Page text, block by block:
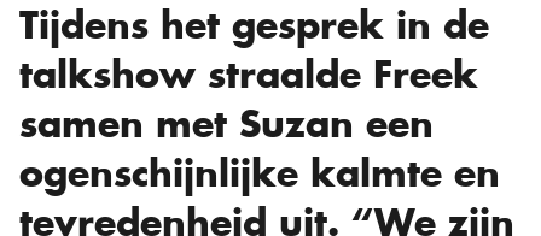
Tijdens het gesprek in de
talkshow straalde Freek
samen met Suzan een
ogenschijnlijke kalmte en
tevredenheid uit. “We zijn